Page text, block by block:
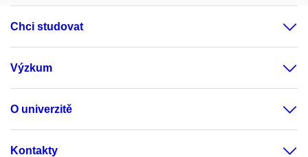
Chci studovat
Výzkum
O univerzitě
Kontakty